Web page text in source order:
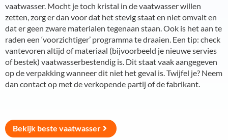
vaatwasser. Mocht je toch kristal in de vaatwasser willen
zetten, zorg er dan voor dat het stevig staat en niet omvalt en
dat er geen zware materialen tegenaan staan. Ook is het aan te
raden een ‘voorzichtiger’ programma te draaien. Een tip: check
vantevoren altijd of materiaal (bijvoorbeeld je nieuwe servies
of bestek) vaatwasserbestendig is. Dit staat vaak aangegeven
op de verpakking wanneer dit niet het geval is. Twijfel je? Neem
dan contact op met de verkopende partij of de fabrikant.
Bekijk beste vaatwasser